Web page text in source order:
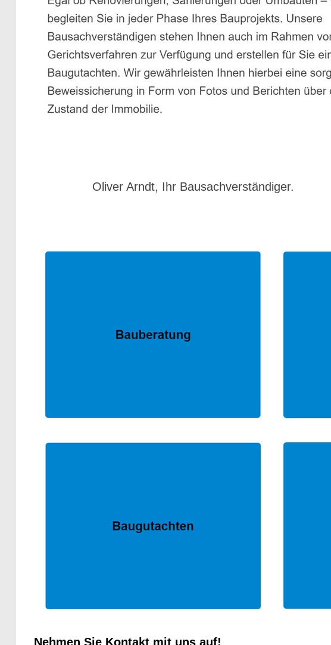
Oliver Arndt, Ihr Bausachverständiger.
Nehmen Sie Kontakt mit uns auf!